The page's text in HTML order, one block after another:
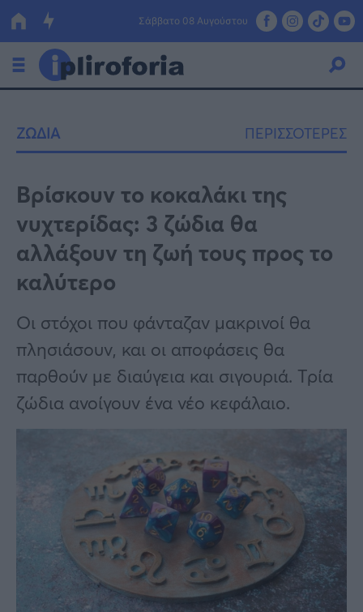
Σάββατο 08 Αυγούστου
Οικονομία
Πολιτική
Τράπεζες
Επιδοτήσεις
Κόσμος
Lifestyle
Αθλητικά
Υγεία
Γυναίκα
ΖΩΔΙΑ ΠΕΡΙΣΣΟΤΕΡΕΣ
Βρίσκουν το κοκαλάκι της
νυχτερίδας: 3 ζώδια θα
αλλάξουν τη ζωή τους προς το
καλύτερο
Οι στόχοι που φάνταζαν μακρινοί θα
πλησιάσουν, και οι αποφάσεις θα
παρθούν με διαύγεια και σιγουριά. Τρία
ζώδια ανοίγουν ένα νέο κεφάλαιο.